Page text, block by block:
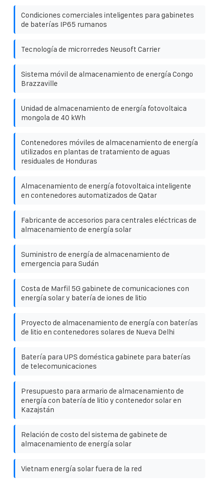
Condiciones comerciales inteligentes para gabinetes
de baterías IP65 rumanos
Tecnología de microrredes Neusoft Carrier
Sistema móvil de almacenamiento de energía Congo
Brazzaville
Unidad de almacenamiento de energía fotovoltaica
mongola de 40 kWh
Contenedores móviles de almacenamiento de energía
utilizados en plantas de tratamiento de aguas
residuales de Honduras
Almacenamiento de energía fotovoltaica inteligente
en contenedores automatizados de Qatar
Fabricante de accesorios para centrales eléctricas de
almacenamiento de energía solar
Suministro de energía de almacenamiento de
emergencia para Sudán
Costa de Marfil 5G gabinete de comunicaciones con
energía solar y batería de iones de litio
Proyecto de almacenamiento de energía con baterías
de litio en contenedores solares de Nueva Delhi
Batería para UPS doméstica gabinete para baterías
de telecomunicaciones
Presupuesto para armario de almacenamiento de
energía con batería de litio y contenedor solar en
Kazajstán
Relación de costo del sistema de gabinete de
almacenamiento de energía solar
Vietnam energía solar fuera de la red